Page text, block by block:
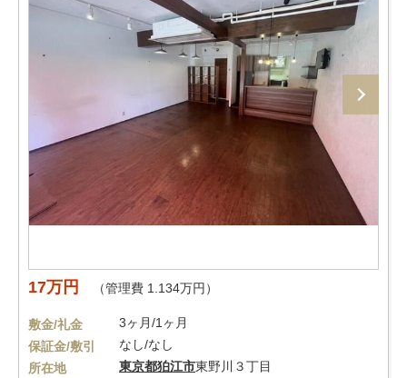
17万円 （管理費 1.134万円）
敷金/礼金
3ヶ月/1ヶ月
保証金/敷引
なし/なし
所在地
東京都狛江市東野川３丁目